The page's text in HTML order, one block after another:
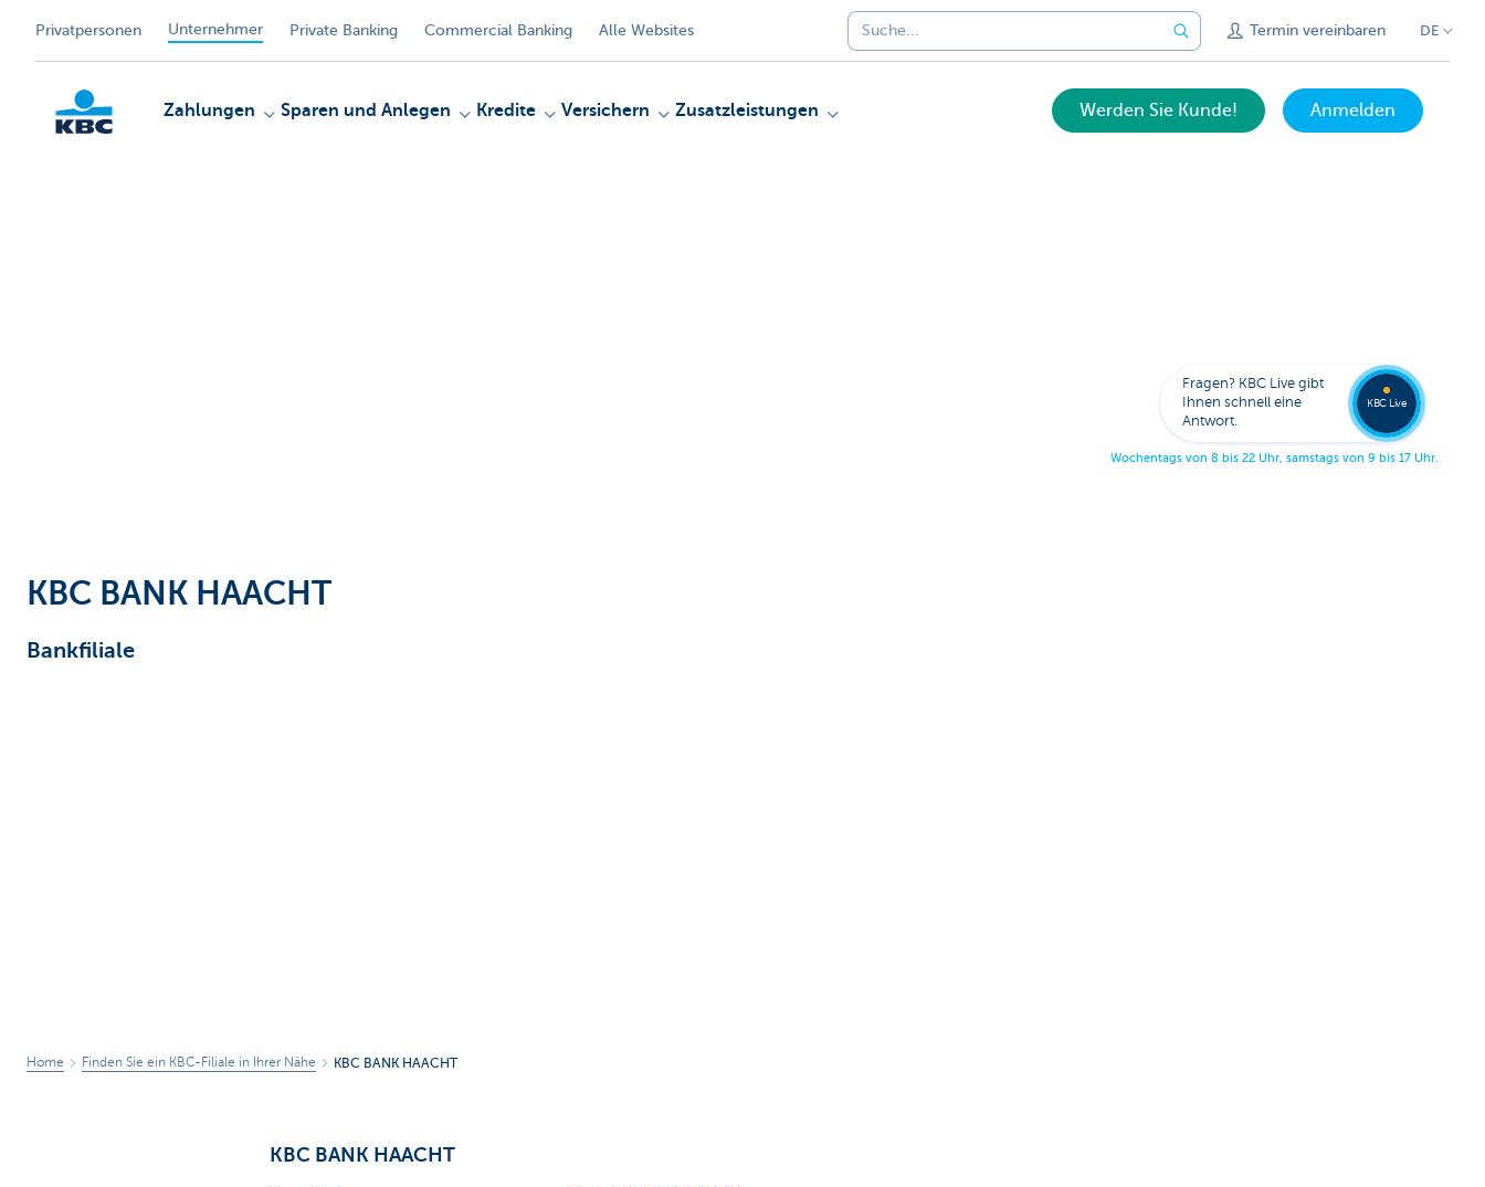
Privatpersonen Unternehmer Private Banking Commercial Banking Alle Websites Termin vereinbaren DE
Zahlungen Sparen und Anlegen Kredite Versichern Zusatzleistungen Werden Sie Kunde! Anmelden
KBC BANK HAACHT
Bankfiliale
Home Finden Sie ein KBC-Filiale in Ihrer Nähe KBC BANK HAACHT
KBC BANK HAACHT
Fragen? KBC Live gibt
Ihnen schnell eine
Antwort.
Wochentags von 8 bis 22 Uhr, samstags von 9 bis 17 Uhr.
KBC Live